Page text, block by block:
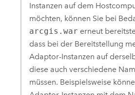
Instanzen auf dem
möchten, können Sie bei
arcgis.war erneut
dass bei der Bereitstellung
Adaptor-Instanzen auf
diese auch verschiedene
müssen. Beispielsweise